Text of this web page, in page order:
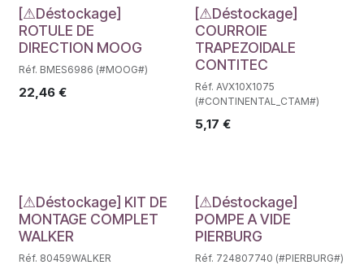
Déstockage
[⚠Déstockage]
ROTULE DE
DIRECTION MOOG
Réf. BMES6986 (#MOOG#)
22,46 €
Déstockage
[⚠Déstockage]
COURROIE
TRAPEZOIDALE
CONTITEC
Réf. AVX10X1075
(#CONTINENTAL_CTAM#)
5,17 €
Déstockage
[⚠Déstockage] KIT DE
MONTAGE COMPLET
WALKER
Réf. 80459WALKER
Déstockage
[⚠Déstockage]
POMPE A VIDE
PIERBURG
Réf. 724807740 (#PIERBURG#)